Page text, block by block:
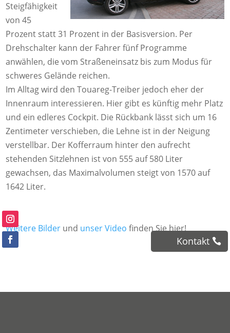
Steigfähigkeit
von 45
Prozent statt 31 Prozent in der Basisversion. Per
Drehschalter kann der Fahrer fünf Programme
anwählen, die vom Straßeneinsatz bis zum Modus für
schweres Gelände reichen.
Im Alltag wird den Touareg-Treiber jedoch eher der
Innenraum interessieren. Hier gibt es künftig mehr Platz
und ein edleres Cockpit. Die Rückbank lässt sich um 16
Zentimeter verschieben, die Lehne ist in der Neigung
verstellbar. Der Kofferraum hinter den aufrecht
stehenden Sitzlehnen ist von 555 auf 580 Liter
gewachsen, das Maximalvolumen steigt von 1570 auf
1642 Liter.
Weitere Bilder und unser Video finden Sie hier!
Kontakt